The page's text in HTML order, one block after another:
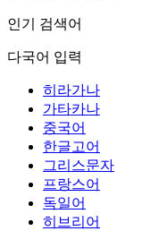
인기 검색어
다국어 입력
히라가나
가타카나
중국어
한글고어
그리스문자
프랑스어
독일어
히브리어